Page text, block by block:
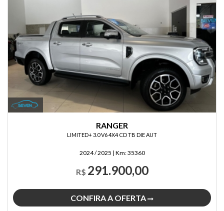
RANGER
LIMITED+ 3.0 V6 4X4 CD TB DIE AUT
2024 / 2025 | Km:35360
R$ 291.900,00
CONFIRA A OFERTA